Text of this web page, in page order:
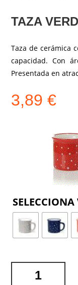
TAZA
Taza de cerámica
capacidad. Con
Presentada en
3,89€
VERDUX